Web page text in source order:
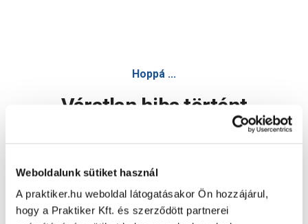
Weboldalunk sütiket használ
A praktiker.hu weboldal látogatásakor Ön hozzájárul,
hogy a Praktiker Kft. és szerződött partnerei
Hoppá ...
Váratlan hiba történt
Oldal újratöltése